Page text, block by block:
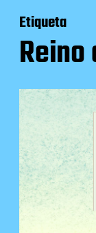
Etiqueta